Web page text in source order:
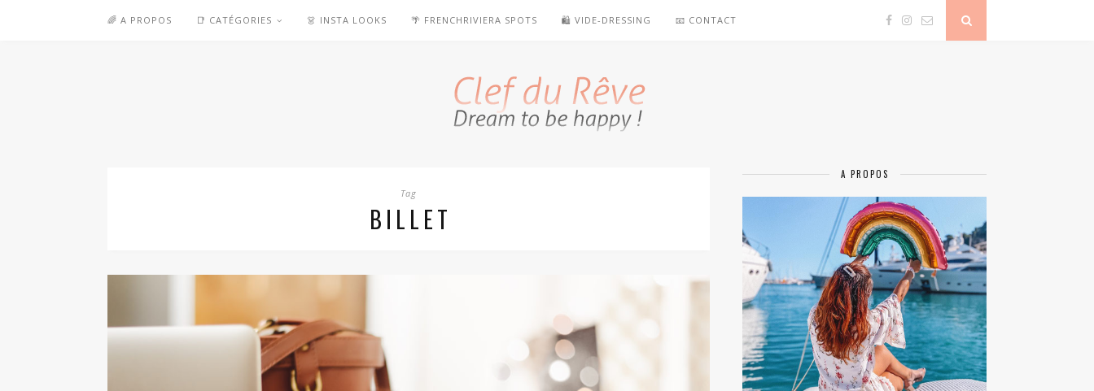
🌈 A PROPOS 📑 CATÉGORIES 👗 INSTA LOOKS 🌴 FRENCHRIVIERA SPOTS 🛍️ VIDE-DRESSING 📧 CONTACT
Tag
BILLET
A PROPOS